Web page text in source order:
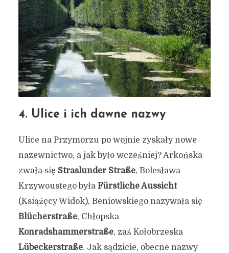
4. Ulice i ich dawne nazwy
Ulice na Przymorzu po wojnie zyskały nowe
nazewnictwo, a jak było wcześniej? Arkońska
zwała się Straslunder Straße, Bolesława
Krzywoustego była Fürstliche Aussicht
(Książęcy Widok), Beniowskiego nazywała się
Blücherstraße, Chłopska
Konradshammerstraße, zaś Kołobrzeska
Lübeckerstraße. Jak sądzicie, obecne nazwy